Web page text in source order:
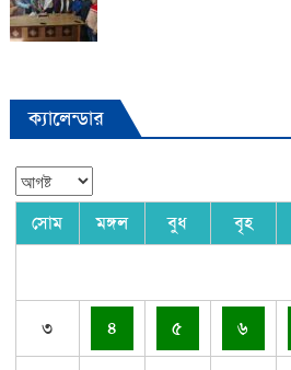
ক্যালেন্ডার
সোম মঙ্গল বুধ বৃহ
৩ ৪ ৫ ৬